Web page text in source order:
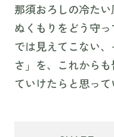
那須おろしの冷た
ぬくもりをどう守
では見えてこない
さ」を、これから
ていけたらと思って